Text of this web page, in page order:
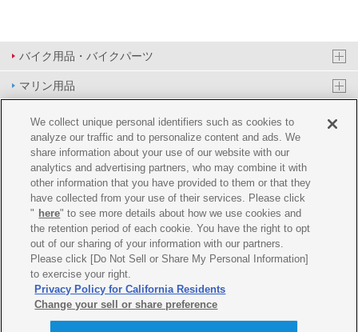
バイク用品・バイクパーツ
マリン用品
PAS/YPJ用品
その他用品
イベント&エンターテイメント
オンラインショップ
企業情報
ご利用規約 推薦環境 プライバシーポリシー Cookie ポリシー
We collect unique personal identifiers such as cookies to
analyze our traffic and to personalize content and ads. We
share information about your use of our website with our
analytics and advertising partners, who may combine it with
other information that you have provided to them or that they
have collected from your use of their services. Please click
" here" to see more details about how we use cookies and
the retention period of each cookie. You have the right to opt
out of our sharing of your information with our partners.
Please click [Do Not Sell or Share My Personal Information]
to exercise your right.
Privacy Policy for California Residents
Change your sell or share preference